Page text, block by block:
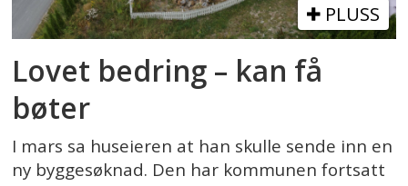
PLUSS
Lovet bedring – kan få
bøter
I mars sa huseieren at han skulle sende inn en
ny byggesøknad. Den har kommunen fortsatt